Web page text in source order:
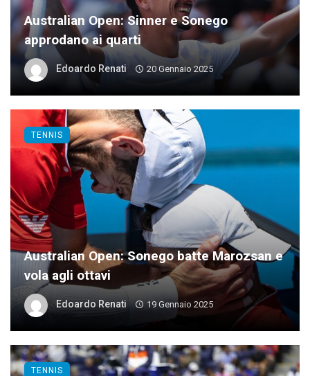
Australian Open: Sinner e Sonego
approdano ai quarti
Edoardo Renati 20 Gennaio 2025
Australian Open: Sonego batte Marozsan e
vola agli ottavi
Edoardo Renati 19 Gennaio 2025
TENNIS
TENNIS